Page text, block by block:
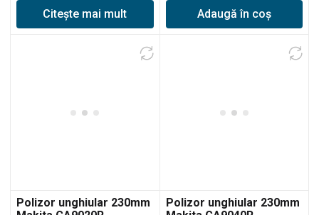
Citește mai mult Adaugă în coș
Polizor unghiular 230mm
Polizor unghiular 230mm